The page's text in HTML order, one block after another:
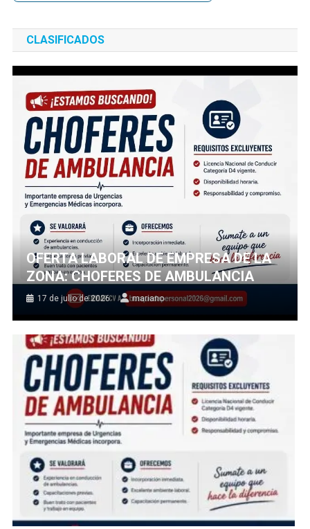
CLASIFICADOS
OFERTA LABORAL DE EMPRESA DE LA
ZONA: CHOFERES DE AMBULANCIA
17 de julio de 2026 mariano